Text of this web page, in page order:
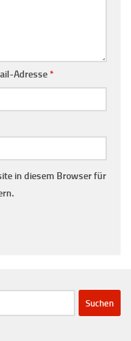
Adresse*
in diesem Browser für